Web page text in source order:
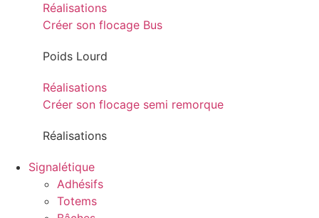
Réalisations
Créer son flocage Bus
Poids Lourd
Réalisations
Créer son flocage semi remorque
Réalisations
Signalétique
Adhésifs
Totems